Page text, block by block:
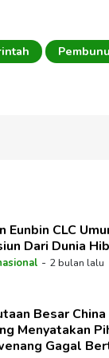
Eunbin CLC
Dari Dunia
- 2 bulan lalu
Besar China
Menyatakan
Gagal